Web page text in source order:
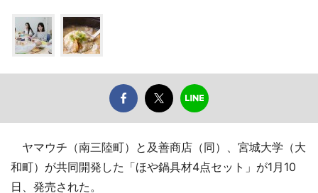
ヤマウチ（南三陸町）と及善商店（同）、宮城大学（大
和町）が共同開発した「ほや鍋具材4点セット」が1月10
日、発売された。